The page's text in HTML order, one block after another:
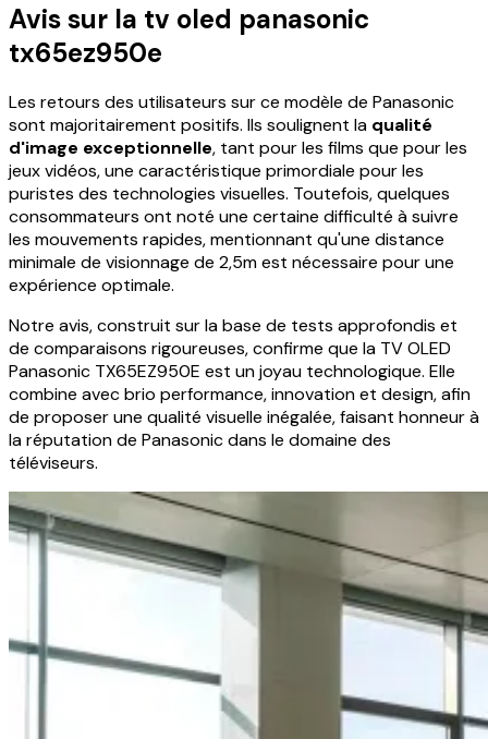
Avis sur la tv oled panasonic
tx65ez950e
Les retours des utilisateurs sur ce modèle de Panasonic
sont majoritairement positifs. Ils soulignent la qualité
d'image exceptionnelle, tant pour les films que pour les
jeux vidéos, une caractéristique primordiale pour les
puristes des technologies visuelles. Toutefois, quelques
consommateurs ont noté une certaine difficulté à suivre
les mouvements rapides, mentionnant qu'une distance
minimale de visionnage de 2,5m est nécessaire pour une
expérience optimale.
Notre avis, construit sur la base de tests approfondis et
de comparaisons rigoureuses, confirme que la TV OLED
Panasonic TX65EZ950E est un joyau technologique. Elle
combine avec brio performance, innovation et design, afin
de proposer une qualité visuelle inégalée, faisant honneur à
la réputation de Panasonic dans le domaine des
téléviseurs.